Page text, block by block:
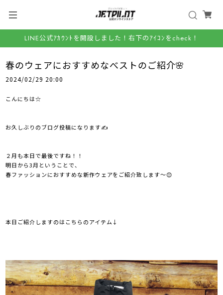
LINE公式ｱｶｳﾝﾄを開設しました！右下のｱｲｺﾝをcheck！
春のウェアにおすすめなべストのご紹介🌸
2024/02/29 20:00
こんにちは☆
お久しぶりのブログ投稿になります✍
２月も本日で最後ですね！！
明日から3月ということで、
春ファッションにおすすめな新作ウェアをご紹介致します～😊
本日ご紹介しますのはこちらのアイテム↓